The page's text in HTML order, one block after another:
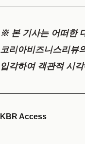
※ 본 기사는 어떠한
코리아비즈니스리뷰
입각하여 객관적 시
KBR Access